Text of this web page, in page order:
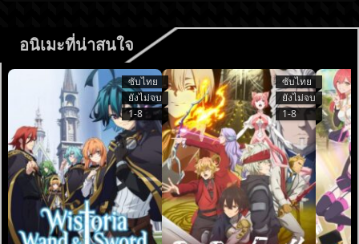
อนิเมะที่น่าสนใจ
ซับไทย
ยังไม่จบ
1-8
ซับไทย
ยังไม่จบ
1-8